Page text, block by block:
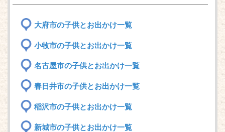
大府市の子供とお出かけ一覧
小牧市の子供とお出かけ一覧
名古屋市の子供とお出かけ一覧
春日井市の子供とお出かけ一覧
稲沢市の子供とお出かけ一覧
新城市の子供とお出かけ一覧